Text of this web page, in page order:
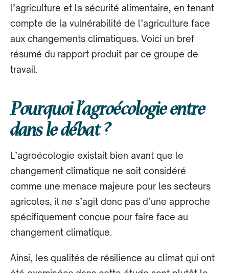
l’agriculture et la sécurité alimentaire, en tenant
compte de la vulnérabilité de l’agriculture face
aux changements climatiques. Voici un bref
résumé du rapport produit par ce groupe de
travail.
Pourquoi l’agroécologie entre
dans le débat ?
L’agroécologie existait bien avant que le
changement climatique ne soit considéré
comme une menace majeure pour les secteurs
agricoles, il ne s’agit donc pas d’une approche
spécifiquement conçue pour faire face au
changement climatique.
Ainsi, les qualités de résilience au climat qui ont